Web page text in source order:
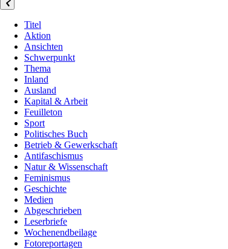
Titel
Aktion
Ansichten
Schwerpunkt
Thema
Inland
Ausland
Kapital & Arbeit
Feuilleton
Sport
Politisches Buch
Betrieb & Gewerkschaft
Antifaschismus
Natur & Wissenschaft
Feminismus
Geschichte
Medien
Abgeschrieben
Leserbriefe
Wochenendbeilage
Fotoreportagen